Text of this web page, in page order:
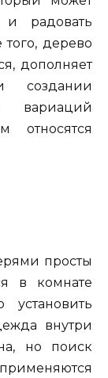
радовать
дерево
дополняет
создании
вариаций
относятся
просты
в комнате
внутри
но поиск